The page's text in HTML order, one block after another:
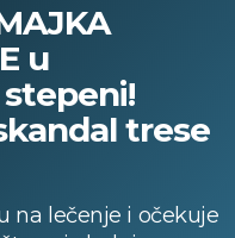
u
trese
na lečenje i očekuje